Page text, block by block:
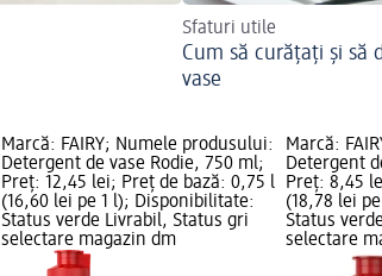
Sfaturi utile
Cum să curățați și să
vase
Marcă: FAIRY; Numele produsului:
Detergent de vase Rodie, 750 ml;
Preț: 12,45 lei; Preț de bază: 0,75 l
(16,60 lei pe 1 l); Disponibilitate:
Status verde Livrabil, Status gri
selectare magazin dm
Marcă:
Detergent
Preț: 8,45
(18,78 lei
Status
selectare